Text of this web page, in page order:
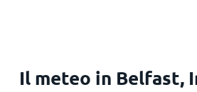
Il meteo in Belfast,